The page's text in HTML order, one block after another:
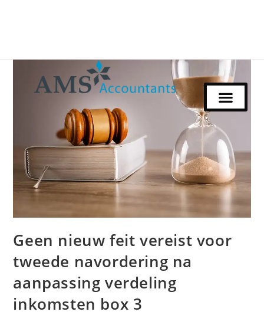
Geen nieuw feit vereist voor
tweede navordering na
aanpassing verdeling
inkomsten box 3